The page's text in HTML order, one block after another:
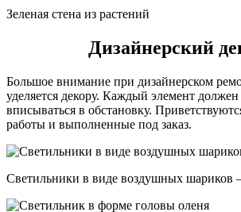
Зеленая стена из растений
Дизайнерский
Большое внимание при дизайнерском
уделяется декору. Каждый элемент
вписываться в обстановку.
работы и выполненные под заказ.
Светильники в виде воздушных шариков